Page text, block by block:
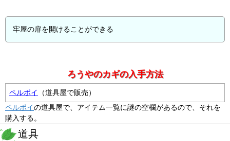
牢屋の扉を開けることができる
ろうやのカギの入手方法
ペルポイ
（道具屋で販売）
ペルポイの道具屋で、アイテム一覧に謎の空欄があるので、それを
購入する。
道具